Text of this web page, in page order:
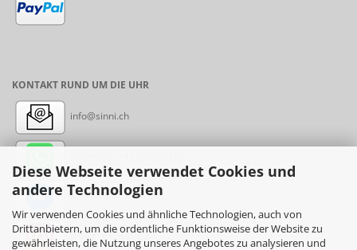
Diese Webseite verwendet Cookies und
andere Technologien
Wir verwenden Cookies und ähnliche Technologien, auch von
Drittanbietern, um die ordentliche Funktionsweise der Website zu
gewährleisten, die Nutzung unseres Angebotes zu analysieren und
KONTAKT RUND UM DIE UHR
info@sinni.ch
Messenger: sinni.ch
Instagram: sinni_ch